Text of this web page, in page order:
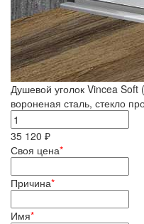
Душевой уголок Vincea
вороненая сталь, стекло
35 120 ₽
Своя цена*
Причина*
Имя*